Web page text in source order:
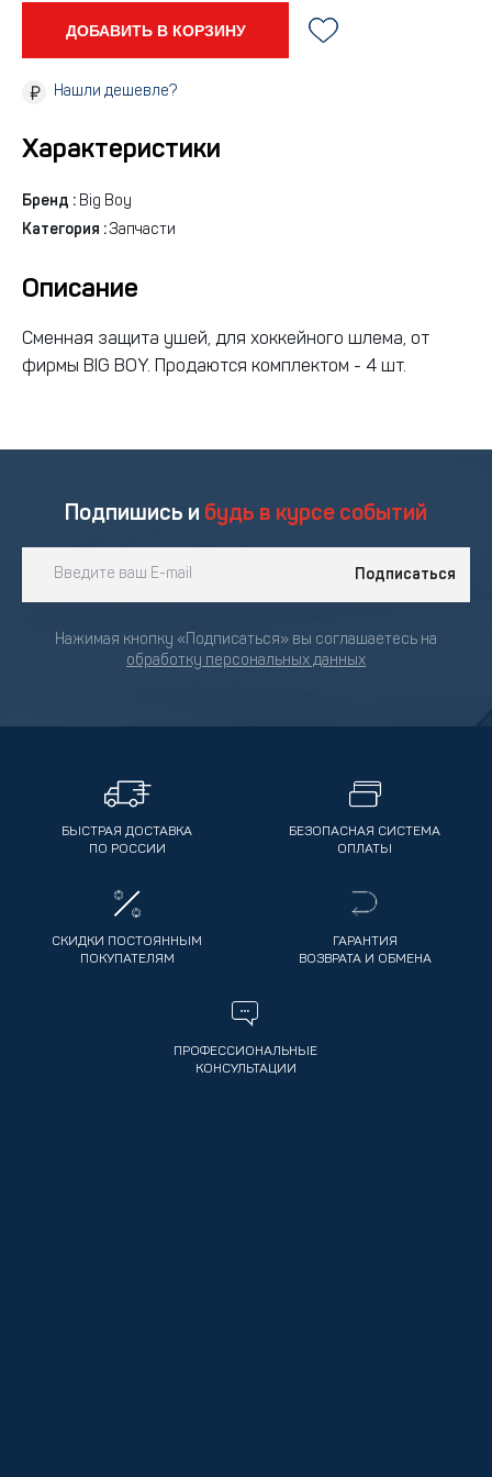
ДОБАВИТЬ В КОРЗИНУ
Нашли дешевле?
Характеристики
Бренд : Big Boy
Категория :Запчасти
Описание
Сменная защита ушей, для хоккейного шлема, от
фирмы BIG BOY. Продаются комплектом - 4 шт.
Подпишись и будь в курсе событий
Подписаться
Нажимая кнопку «Подписаться» вы соглашаетесь на
обработку персональных данных
БЫСТРАЯ ДОСТАВКА
ПО РОССИИ
БЕЗОПАСНАЯ СИСТЕМА
ОПЛАТЫ
СКИДКИ ПОСТОЯННЫМ
ПОКУПАТЕЛЯМ
ГАРАНТИЯ
ВОЗВРАТА И ОБМЕНА
ПРОФЕССИОНАЛЬНЫЕ
КОНСУЛЬТАЦИИ